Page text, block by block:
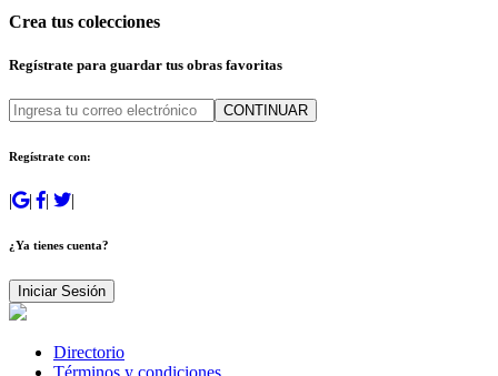
Crea tus colecciones
Regístrate para guardar tus obras favoritas
CONTINUAR
Regístrate con:
| | | |
¿Ya tienes cuenta?
Iniciar Sesión
Directorio
Términos y condiciones